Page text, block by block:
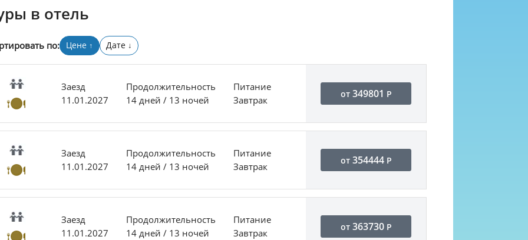
в отель
по: Цене ↑ Дате ↓
Заезд
11.01.2027
Продолжительность
14 дней / 13 ночей
Питание
Завтрак
от 349801 Р
Заезд
11.01.2027
Продолжительность
14 дней / 13 ночей
Питание
Завтрак
от 354444Р
Заезд
11.01.2027
Продолжительность
14 дней / 13 ночей
Питание
Завтрак
от 363730Р